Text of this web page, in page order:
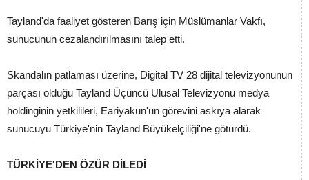
Tayland'da faaliyet gösteren Barış için Müslümanlar Vakfı,
sunucunun cezalandırılmasını talep etti.
Skandalın patlaması üzerine, Digital TV 28 dijital televizyonunun
parçası olduğu Tayland Üçüncü Ulusal Televizyonu medya
holdinginin yetkilileri, Eariyakun'un görevini askıya alarak
sunucuyu Türkiye'nin Tayland Büyükelçiliği'ne götürdü.
TÜRKİYE'DEN ÖZÜR DİLEDİ